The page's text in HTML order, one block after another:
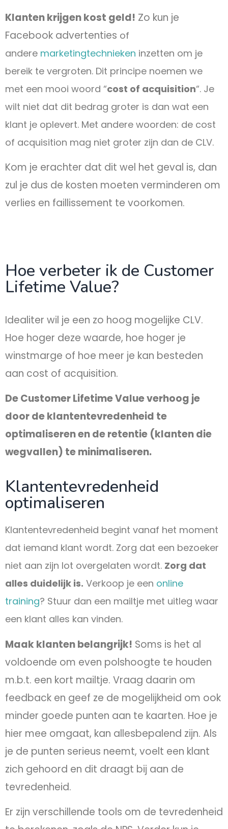
Klanten krijgen kost geld! Zo kun je
Facebook advertenties of
andere marketingtechnieken inzetten om je
bereik te vergroten. Dit principe noemen we
met een mooi woord “cost of acquisition“. Je
wilt niet dat dit bedrag groter is dan wat een
klant je oplevert. Met andere woorden: de cost
of acquisition mag niet groter zijn dan de CLV.
Kom je erachter dat dit wel het geval is, dan
zul je dus de kosten moeten verminderen om
verlies en faillissement te voorkomen.
Hoe verbeter ik de Customer
Lifetime Value?
Idealiter wil je een zo hoog mogelijke CLV.
Hoe hoger deze waarde, hoe hoger je
winstmarge of hoe meer je kan besteden
aan cost of acquisition.
De Customer Lifetime Value verhoog je
door de klantentevredenheid te
optimaliseren en de retentie (klanten die
wegvallen) te minimaliseren.
Klantentevredenheid
optimaliseren
Klantentevredenheid begint vanaf het moment
dat iemand klant wordt. Zorg dat een bezoeker
niet aan zijn lot overgelaten wordt. Zorg dat
alles duidelijk is. Verkoop je een online
training? Stuur dan een mailtje met uitleg waar
een klant alles kan vinden.
Maak klanten belangrijk! Soms is het al
voldoende om even polshoogte te houden
m.b.t. een kort mailtje. Vraag daarin om
feedback en geef ze de mogelijkheid om ook
minder goede punten aan te kaarten. Hoe je
hier mee omgaat, kan allesbepalend zijn. Als
je de punten serieus neemt, voelt een klant
zich gehoord en dit draagt bij aan de
tevredenheid.
Er zijn verschillende tools om de tevredenheid